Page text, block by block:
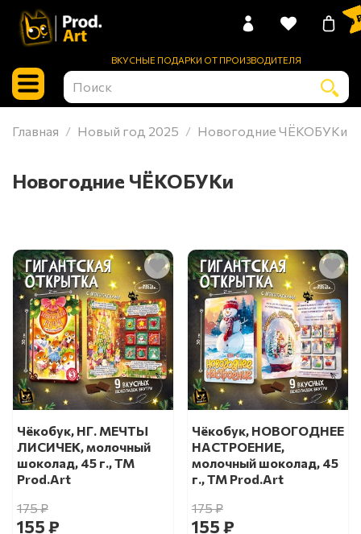
ВКУСНЫЕ ПОДАРКИ ОТ ПРОИЗВОДИТЕЛЯ
0
Главная Новый год 2025 Новогодние ЧЁКОБУКи
Новогодние ЧЁКОБУКи
Чёкобук, НГ. МЕЧТЫ
ЛИСИЧЕК, молочный
шоколад, 45 г., TM
Prod.Art
175 ₽
155 ₽
Чёкобук, НОВОГОДНЕЕ
НАСТРОЕНИЕ,
молочный шоколад, 45
г., TM Prod.Art
175 ₽
155 ₽